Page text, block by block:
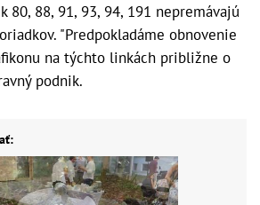
80, 88, 91, 93, 94, 191 nepremávajú
"Predpokladáme obnovenie
na týchto linkách približne o
podnik.